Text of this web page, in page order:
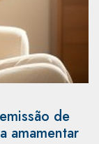
de
amamentar